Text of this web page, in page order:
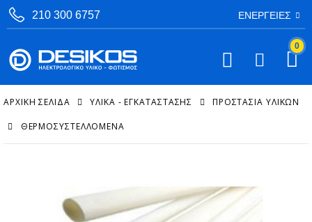
210 300 6757 ΕΝΈΡΓΕΙΕΣ
0
ΑΡΧΙΚΉ ΣΕΛΊΔΑ ΥΛΙΚΑ - ΕΓΚΑΤΑΣΤΑΣΗΣ ΠΡΟΣΤΑΣΊΑ ΥΛΙΚΏΝ
ΘΕΡΜΟΣΥΣΤΕΛΛΌΜΕΝΑ